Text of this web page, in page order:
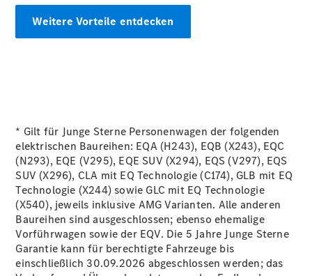
Gebrauchtwagensuche
Tel:
02631/91
Kaufen
Weitere Vorteile entdecken
* Gilt für Junge Sterne Personenwagen der folgenden
elektrischen Baureihen: EQA (H243), EQB (X243), EQC
(N293), EQE (V295), EQE SUV (X294), EQS (V297), EQS
SUV (X296), CLA mit EQ Technologie (C174), GLB mit EQ
Technologie (X244) sowie GLC mit EQ Technologie
(X540), jeweils inklusive AMG Varianten. Alle anderen
Baureihen sind ausgeschlossen; ebenso ehemalige
Vorführwagen sowie der EQV. Die 5 Jahre Junge Sterne
Garantie kann für berechtigte Fahrzeuge bis
einschließlich 30.09.2026 abgeschlossen werden; das